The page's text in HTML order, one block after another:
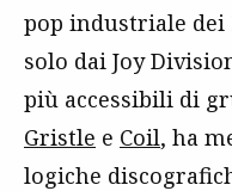
pop industriale dei
solo dai Joy
più accessibili di
Gristle e Coil, ha
logiche